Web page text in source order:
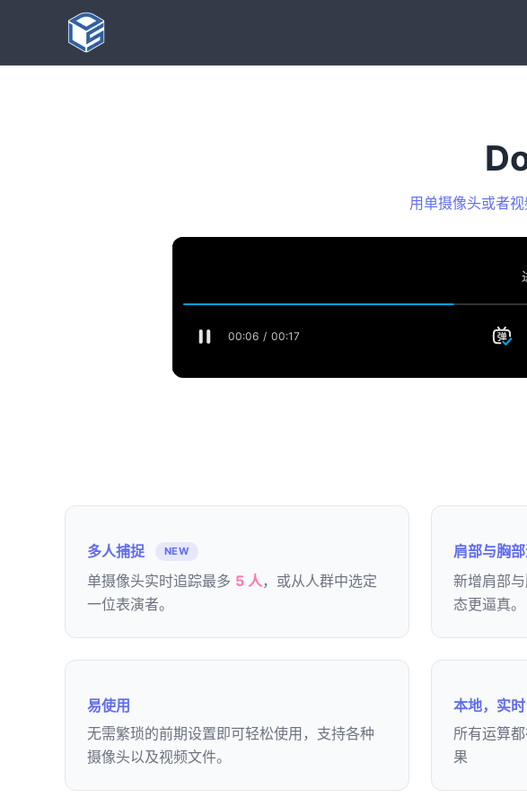
用单摄像头或者
多人捕捉 NEW
单摄像头实时追踪最多 5 人，或从人群中选定
一位表演者。
肩部与胸
新增肩部
态更逼真。
易使用
无需繁琐的前期设置即可轻松使用，支持各种
摄像头以及视频文件。
本地，实时
所有运算
果